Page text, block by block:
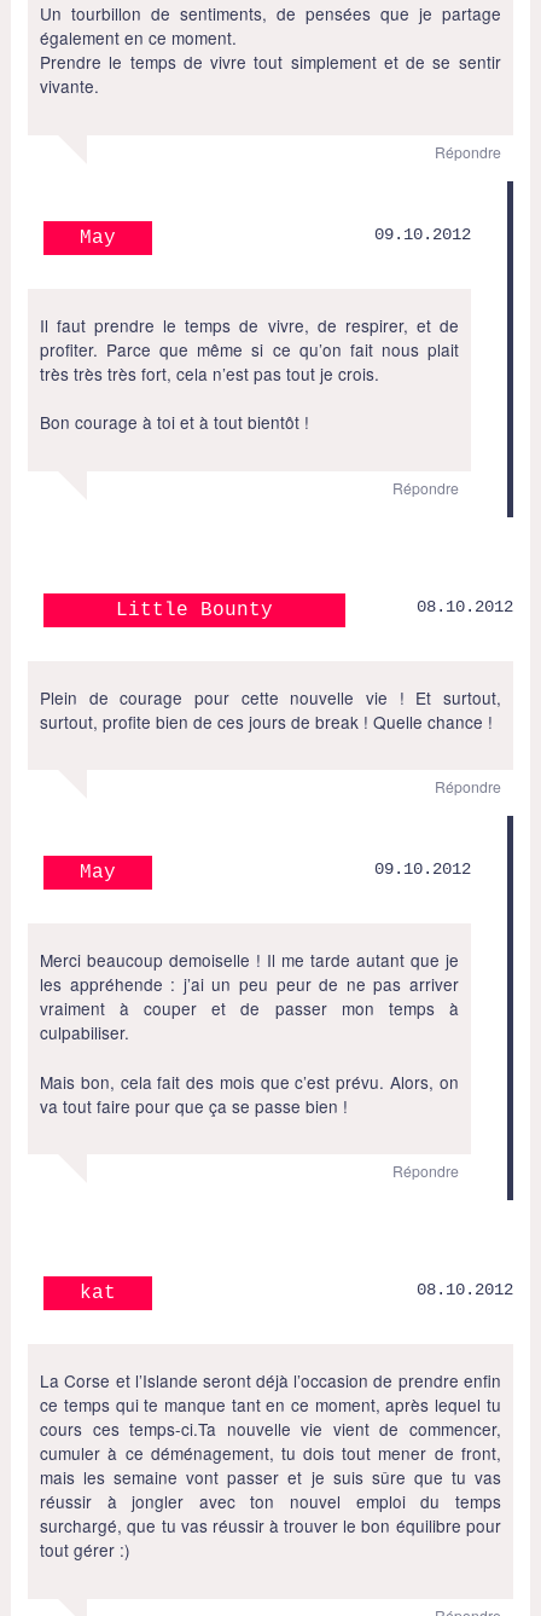
Un tourbillon de sentiments, de pensées que je partage
également en ce moment.
Prendre le temps de vivre tout simplement et de se sentir
vivante.
Répondre
May 09.10.2012
Il faut prendre le temps de vivre, de respirer, et de
profiter. Parce que même si ce qu’on fait nous plait
très très très fort, cela n’est pas tout je crois.
Bon courage à toi et à tout bientôt !
Répondre
Little Bounty 08.10.2012
Plein de courage pour cette nouvelle vie ! Et surtout,
surtout, profite bien de ces jours de break ! Quelle chance !
Répondre
May 09.10.2012
Merci beaucoup demoiselle ! Il me tarde autant que je
les appréhende : j’ai un peu peur de ne pas arriver
vraiment à couper et de passer mon temps à
culpabiliser.
Mais bon, cela fait des mois que c’est prévu. Alors, on
va tout faire pour que ça se passe bien !
Répondre
kat 08.10.2012
La Corse et l’Islande seront déjà l’occasion de prendre enfin
ce temps qui te manque tant en ce moment, après lequel tu
cours ces temps-ci.Ta nouvelle vie vient de commencer,
cumuler à ce déménagement, tu dois tout mener de front,
mais les semaine vont passer et je suis sûre que tu vas
réussir à jongler avec ton nouvel emploi du temps
surchargé, que tu vas réussir à trouver le bon équilibre pour
tout gérer :)